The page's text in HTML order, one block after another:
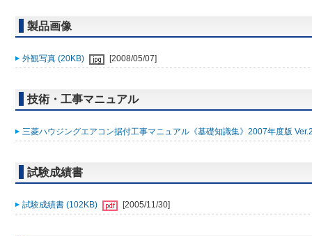
製品画像
外観写真 (20KB) [2008/05/07]
技術・工事マニュアル
三菱ハウジングエアコン据付工事マニュアル《基礎知識集》2007年度版
試験成績書
試験成績書 (102KB) [2005/11/30]